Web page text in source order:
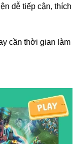
dễ tiếp cận, thích
cần thời gian làm